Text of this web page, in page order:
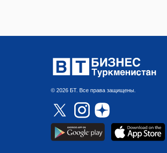
© 2026 БТ. Все права защищены.